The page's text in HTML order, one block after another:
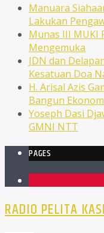
Manuara
Lakukan
Munas III MUKI
Mengemuka
JDN dan
Kesatuan Doa
H. Arisal Azis
Bangun
Yoseph Dasi
GMNI NTT
PAGES
RADIO PELITA